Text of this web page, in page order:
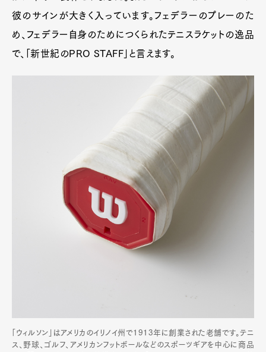
彼のサインが大きく入っています。フェデラーのプレーのた
め、フェデラー自身のためにつくられたテニスラケットの逸品
で、「新世紀のPRO STAFF」と言えます。
「ウィルソン」はアメリカのイリノイ州で1913年に創業された老舗です。テニ
ス、野球、ゴルフ、アメリカンフットボールなどのスポーツギアを中心に商品